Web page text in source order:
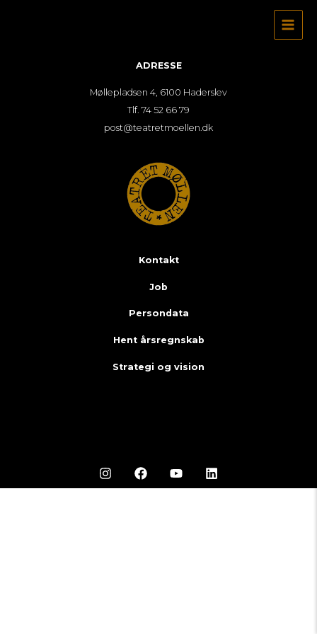
ADRESSE
Møllepladsen 4, 6100 Haderslev
Tlf. 74 52 66 79
post@teatretmoellen.dk
Kontakt
Job
Persondata
Hent årsregnskab
Strategi og vision